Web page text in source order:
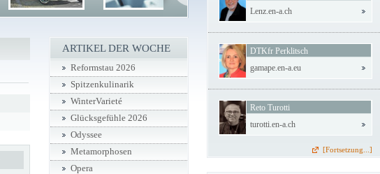
ARTIKEL DER WOCHE
Reformstau 2026
Spitzenkulinarik
WinterVarieté
Glücksgefühle 2026
Odyssee
Metamorphosen
Opera
Lenz.en-a.ch
DTKfr Perklitsch
gamape.en-a.eu
Reto Turotti
turotti.en-a.ch
[Fortsetzung...]